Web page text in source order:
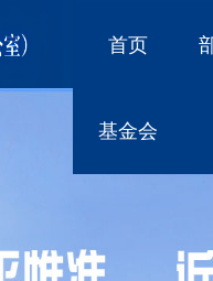
首页
基金会